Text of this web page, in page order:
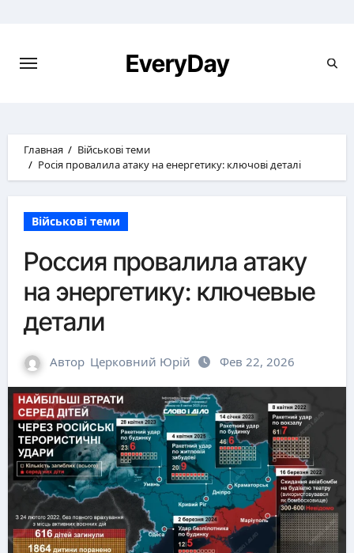
EveryDay
Главная
Військові теми
Росія провалила атаку на енергетику: ключові деталі
Військові теми
Россия провалила атаку
на энергетику: ключевые
детали
Автор Церковний Юрій Фев 22, 2026